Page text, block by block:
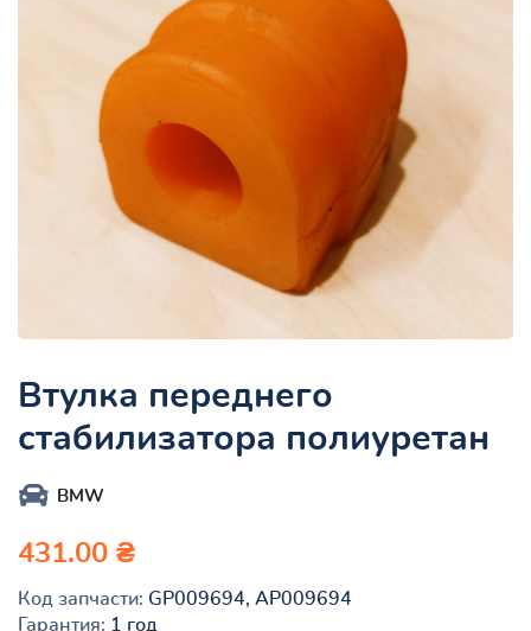
Втулка переднего
стабилизатора полиуретан
BMW
431.00 ₴
Код запчасти: GP009694, AP009694
Гарантия: 1 год